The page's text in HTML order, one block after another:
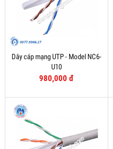
Dây cáp mạng UTP - Model NC6-
U10
980,000 đ